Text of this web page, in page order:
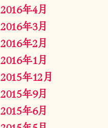
2016年4月
2016年3月
2016年2月
2016年1月
2015年12月
2015年9月
2015年6月